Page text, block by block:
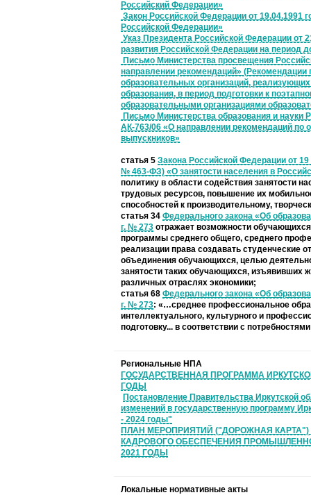
Российский Федерации»
Закон Российской Федерации от 19.04.1991
Российской Федерации»
Указ Президента Российской Федерации от
развития Российской Федерации на период
Письмо Министерства просвещения
направлении рекомендаций» (Рекомендации
образовательных организаций,
образования, в период подготовки к
образовательными организациями
Письмо Министерства образования и науки
АК-763/06 «О направлении рекомендаций по
выпускников»
статья 5 Закона Российской Федерации от
№ 463-ФЗ) «О занятости населения в
политику в области содействия занятости
трудовых ресурсов, повышение их
способностей к производительному,
статья 34 Федерального закона «Об
г. № 273 отражает возможности
программы среднего общего, среднего
реализации права создавать
объединения обучающихся, целью
занятости таких обучающихся, изъявивших
различных отраслях экономики;
статья 68 Федерального закона «Об
г. № 273: «…среднее профессиональное
интеллектуального, культурного и
подготовку... в соответствии с
Региональные НПА
ГОСУДАРСТВЕННАЯ ПРОГРАММА
ГОДЫ
Постановление Правительства Иркутской
изменений в государственную программу
- 2024 годы"
ПЛАН МЕРОПРИЯТИЙ ("ДОРОЖНАЯ
КАДРОВОГО ОБЕСПЕЧЕНИЯ
2021 ГОДЫ
Локальные нормативные акты